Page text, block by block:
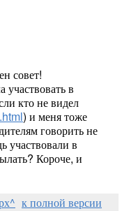
совет!
участвовать в
кто не видел
) и меня тоже
говорить не
участвовали в
Короче, и
к полной версии